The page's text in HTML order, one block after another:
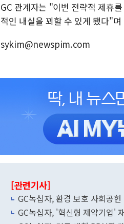
GC 관계자는 "이번 전략적 제휴
적인 내실을 꾀할 수 있게 됐다"
sykim@newspim.com
[관련기사]
GC녹십자, 환경 보호 사회공
GC녹십자, '혁신형 제약기업'